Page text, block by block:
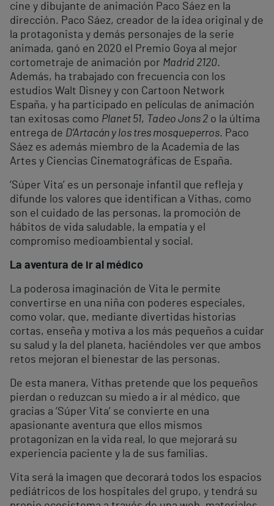
cine y dibujante de animación Paco Sáez en la
dirección. Paco Sáez, creador de la idea original y de
la protagonista y demás personajes de la serie
animada, ganó en 2020 el Premio Goya al mejor
cortometraje de animación por Madrid 2120.
Además, ha trabajado con frecuencia con los
estudios Walt Disney y con Cartoon Network
España, y ha participado en películas de animación
tan exitosas como Planet 51, Tadeo Jons 2 o la última
entrega de D’Artacán y los tres mosqueperros. Paco
Sáez es además miembro de la Academia de las
Artes y Ciencias Cinematográficas de España.
‘Súper Vita’ es un personaje infantil que refleja y
difunde los valores que identifican a Vithas, como
son el cuidado de las personas, la promoción de
hábitos de vida saludable, la empatía y el
compromiso medioambiental y social.
La aventura de ir al médico
La poderosa imaginación de Vita le permite
convertirse en una niña con poderes especiales,
como volar, que, mediante divertidas historias
cortas, enseña y motiva a los más pequeños a cuidar
su salud y la del planeta, haciéndoles ver que ambos
retos mejoran el bienestar de las personas.
De esta manera, Vithas pretende que los pequeños
pierdan o reduzcan su miedo a ir al médico, que
gracias a ‘Súper Vita’ se convierte en una
apasionante aventura que ellos mismos
protagonizan en la vida real, lo que mejorará su
experiencia paciente y la de sus familias.
Vita será la imagen que decorará todos los espacios
pediátricos de los hospitales del grupo, y tendrá su